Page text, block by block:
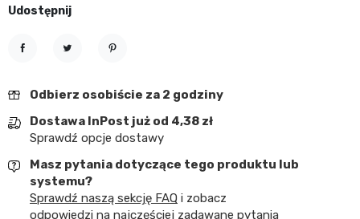
Udostępnij
Odbierz osobiście za 2 godziny
Dostawa InPost już od 4,38 zł
Sprawdź opcje dostawy
Masz pytania dotyczące tego produktu lub
systemu?
Sprawdź naszą sekcję FAQ i zobacz
odpowiedzi na najczęściej zadawane pytania